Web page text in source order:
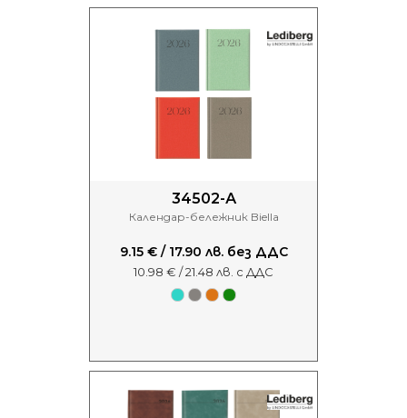
34502-А
Календар-бележник Biella
9.15 € / 17.90 лв. без ДДС
10.98 € / 21.48 лв. с ДДС